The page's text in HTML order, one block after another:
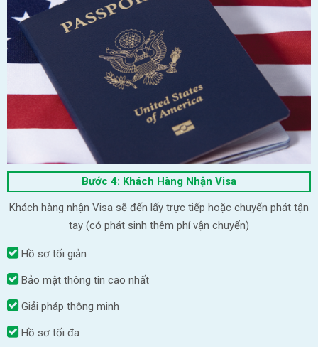
Bước 4: Khách Hàng Nhận Visa
Khách hàng nhận Visa sẽ đến lấy trực tiếp hoặc chuyển phát tận
tay (có phát sinh thêm phí vận chuyển)
Hồ sơ tối giản
Bảo mật thông tin cao nhất
Giải pháp thông minh
Hồ sơ tối đa